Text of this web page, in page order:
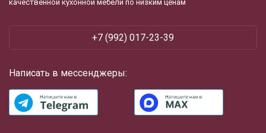
качественной кухонной мебели по низким ценам
+7 (992) 017-23-39
Написать в мессенджеры: